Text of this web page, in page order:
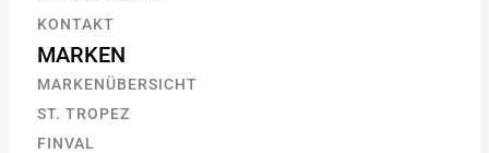
KONTAKT
MARKEN
MARKENÜBERSICHT
ST. TROPEZ
FINVAL